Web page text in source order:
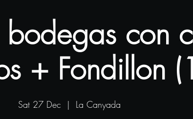
con
+ Fondillon
Sat 27 Dec
  |
La Canyada